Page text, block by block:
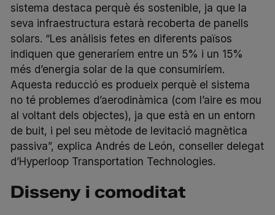
sistema destaca perquè és sostenible, ja que la
seva infraestructura estarà recoberta de panells
solars. “Les anàlisis fetes en diferents països
indiquen que generaríem entre un 5% i un 15%
més d’energia solar de la que consumiríem.
Aquesta reducció es produeix perquè el sistema
no té problemes d’aerodinàmica (com l’aire es mou
al voltant dels objectes), ja que està en un entorn
de buit, i pel seu mètode de levitació magnètica
passiva”, explica Andrés de León, conseller delegat
d’Hyperloop Transportation Technologies.
Disseny i comoditat